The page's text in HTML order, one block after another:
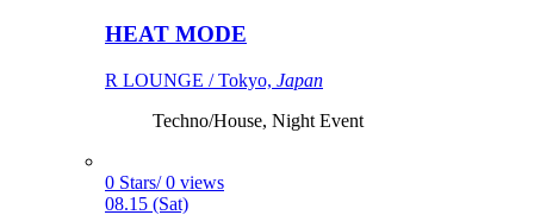
HEAT MODE
R LOUNGE / Tokyo, Japan
Techno/House, Night Event
0 Stars/ 0 views
08.15 (Sat)